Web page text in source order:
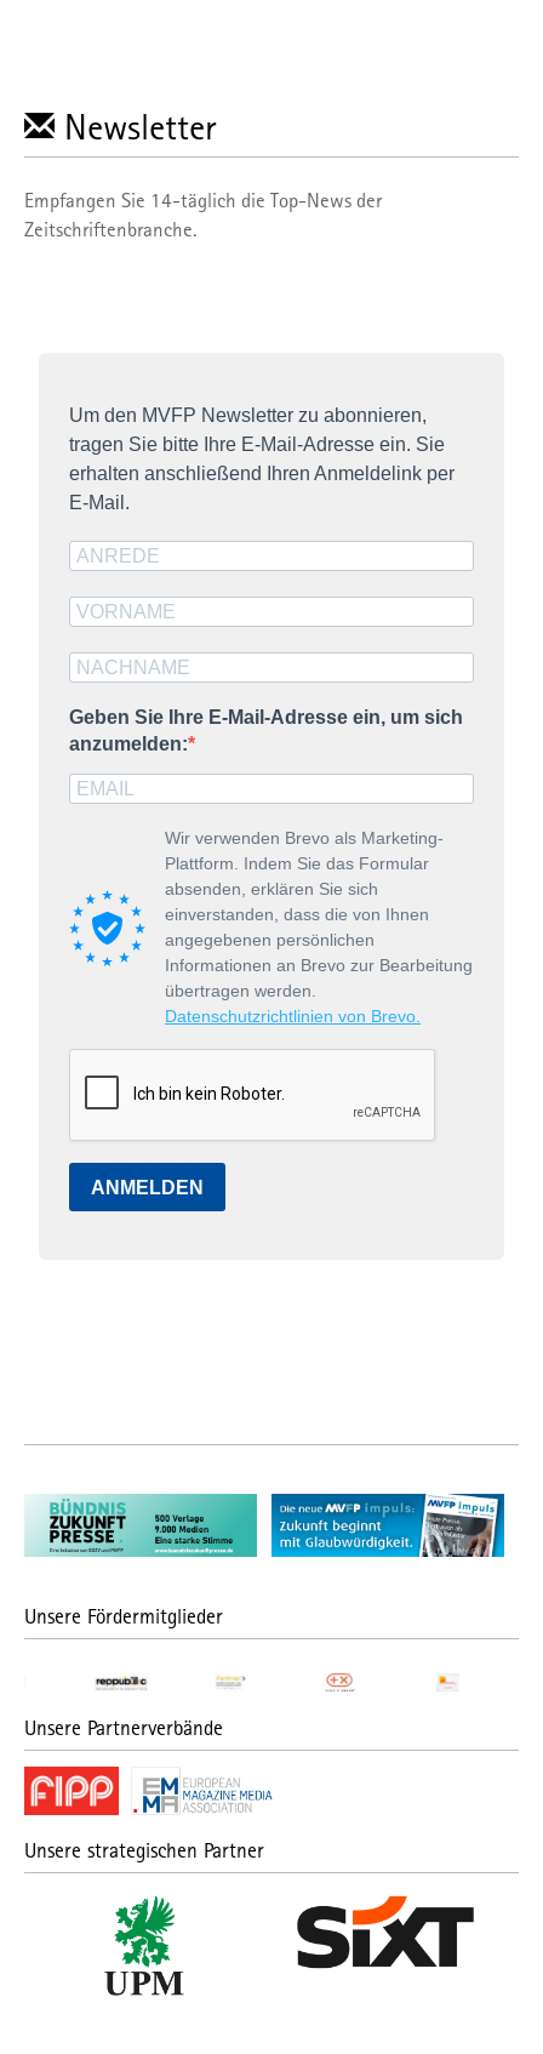
Newsletter
Empfangen Sie 14-täglich die Top-News der
Zeitschriftenbranche.
Um den MVFP Newsletter zu abonnieren,
tragen Sie bitte Ihre E-Mail-Adresse ein. Sie
erhalten anschließend Ihren Anmeldelink per
E-Mail.
Geben Sie Ihre E-Mail-Adresse ein, um sich
anzumelden:
Wir verwenden Brevo als Marketing-
Plattform. Indem Sie das Formular
absenden, erklären Sie sich
einverstanden, dass die von Ihnen
angegebenen persönlichen
Informationen an Brevo zur Bearbeitung
übertragen werden.
Datenschutzrichtlinien von Brevo.
ANMELDEN
Unsere Fördermitglieder
Unsere Partnerverbände
Unsere strategischen Partner